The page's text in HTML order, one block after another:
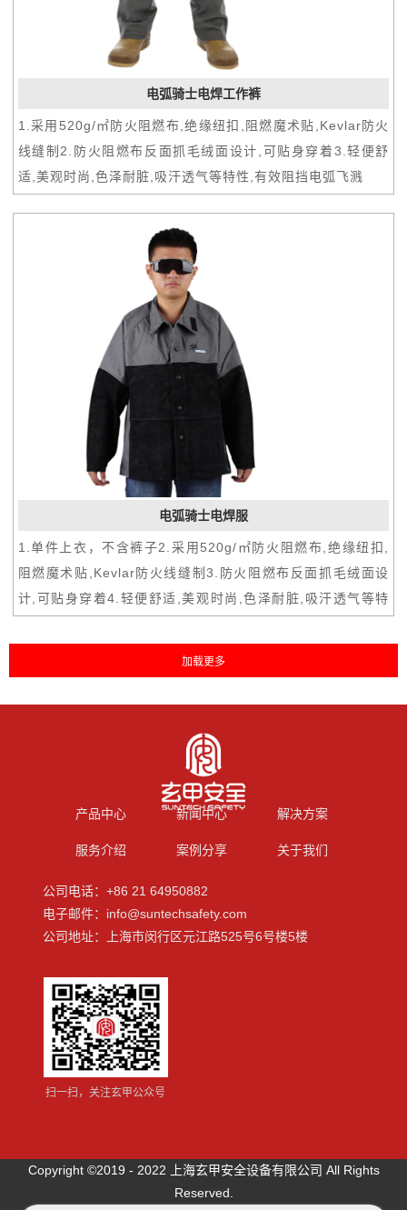
电弧骑士电焊工作裤
1.采用520g/㎡防火阻燃布,绝缘纽扣,阻燃魔术贴,Kevlar防火
线缝制2.防火阻燃布反面抓毛绒面设计,可贴身穿着3.轻便舒
适,美观时尚,色泽耐脏,吸汗透气等特性,有效阻挡电弧飞溅
电弧骑士电焊服
1.单件上衣，不含裤子2.采用520g/㎡防火阻燃布,绝缘纽扣,
阻燃魔术贴,Kevlar防火线缝制3.防火阻燃布反面抓毛绒面设
计,可贴身穿着4.轻便舒适,美观时尚,色泽耐脏,吸汗透气等特
产品中心 新闻中心 解决方案
服务介绍 案例分享 关于我们
公司电话：+86 21 64950882
电子邮件：info@suntechsafety.com
公司地址：上海市闵行区元江路525号6号楼5楼
扫一扫，关注玄甲公众号
Copyright ©2019 - 2022 上海玄甲安全设备有限公司 All Rights
Reserved.